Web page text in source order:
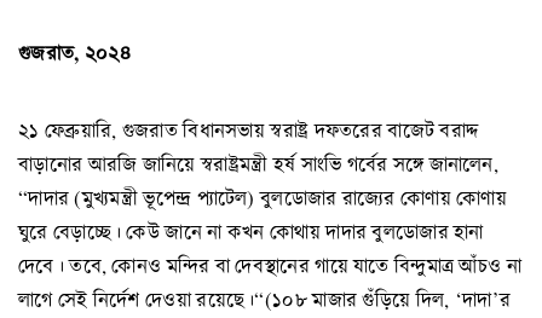
গুজরাত, ২০২৪
২১ ফেব্রুয়ারি, গুজরাত বিধানসভায় স্বরাষ্ট্র দফতরের বাজেট বরাদ্দ
বাড়ানোর আরজি জানিয়ে স্বরাষ্ট্রমন্ত্রী হর্ষ সাংভি গর্বের সঙ্গে জানালেন,
“দাদার (মুখ্যমন্ত্রী ভূপেন্দ্র প্যাটেল) বুলডোজার রাজ্যের কোণায় কোণায়
ঘুরে বেড়াচ্ছে। কেউ জানে না কখন কোথায় দাদার বুলডোজার হানা
দেবে। তবে, কোনও মন্দির বা দেবস্থানের গায়ে যাতে বিন্দুমাত্র আঁচও না
লাগে সেই নির্দেশ দেওয়া রয়েছে।“(১০৮ মাজার গুঁড়িয়ে দিল, ‘দাদা’র